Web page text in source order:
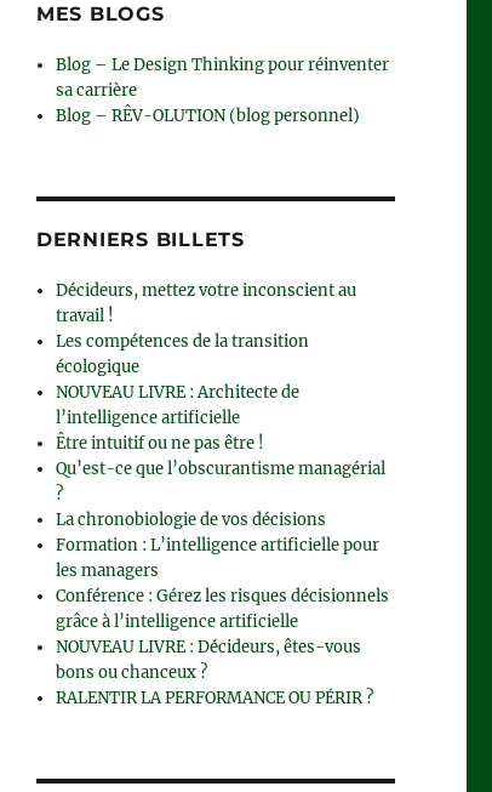
MES BLOGS
Blog – Le Design Thinking pour réinventer
sa carrière
Blog – RÊV-OLUTION (blog personnel)
DERNIERS BILLETS
Décideurs, mettez votre inconscient au
travail !
Les compétences de la transition
écologique
NOUVEAU LIVRE : Architecte de
l’intelligence artificielle
Être intuitif ou ne pas être !
Qu’est-ce que l’obscurantisme managérial
?
La chronobiologie de vos décisions
Formation : L’intelligence artificielle pour
les managers
Conférence : Gérez les risques décisionnels
grâce à l’intelligence artificielle
NOUVEAU LIVRE : Décideurs, êtes-vous
bons ou chanceux ?
RALENTIR LA PERFORMANCE OU PÉRIR ?